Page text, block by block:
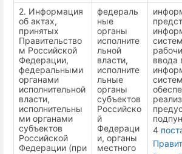
2. Информация
об актах,
принятых
Правительство
м Российской
Федерации,
федеральными
органами
исполнительной
власти,
исполнительны
ми органами
субъектов
Российской
Федерации (при
федераль
ные
органы
исполните
льной
власти,
исполните
льные
органы
субъектов
Российско
й
Федераци
и, органы
местного
ввода
4